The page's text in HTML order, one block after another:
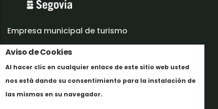
Aviso de Cookies
Al hacer clic en cualquier enlace de este sitio web usted
nos está dando su consentimiento para la instalación de
las mismas en su navegador.
Empresa municipal de turismo
Trabaja con nosotros
Informes y documentación
Perfil del contratante